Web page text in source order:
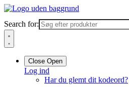
Videre
indhold
Search for:
Close Open
Log ind
Har du glemt dit kodeord?